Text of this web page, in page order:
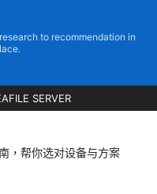
to recommendation in
SERVER
，帮你选对设备与方案